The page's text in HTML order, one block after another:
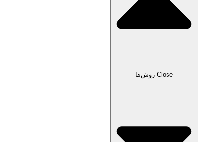
Close روش‌ها